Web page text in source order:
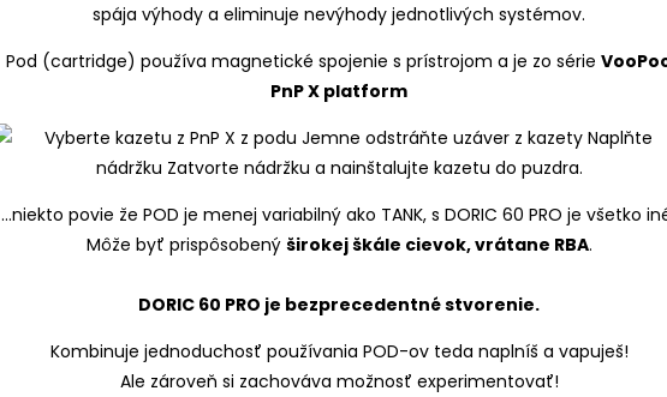
spája výhody a eliminuje nevýhody jednotlivých systémov.
Pod (cartridge) používa magnetické spojenie s prístrojom a je zo série
PnP X platform
...niekto povie že POD je menej variabilný ako TANK, s DORIC 60 PRO je všetko
Môže byť prispôsobený širokej škále cievok, vrátane RBA.
DORIC 60 PRO je bezprecedentné stvorenie.
Kombinuje jednoduchosť používania POD-ov teda naplníš a vapuješ!
Ale zároveň si zachováva možnosť experimentovať!